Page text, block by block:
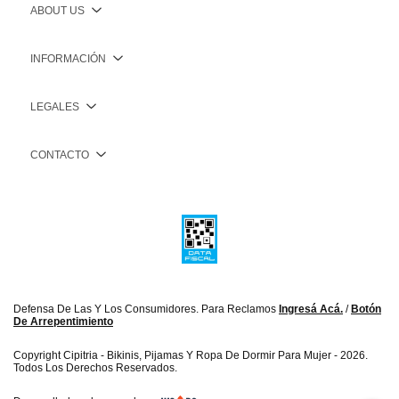
ABOUT US
INFORMACIÓN
LEGALES
CONTACTO
Defensa De Las Y Los Consumidores. Para Reclamos Ingresá Acá. / Botón
De Arrepentimiento
Copyright Cipitria - Bikinis, Pijamas Y Ropa De Dormir Para Mujer - 2026.
Todos Los Derechos Reservados.